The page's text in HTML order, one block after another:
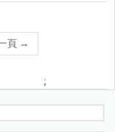
頁 →
;